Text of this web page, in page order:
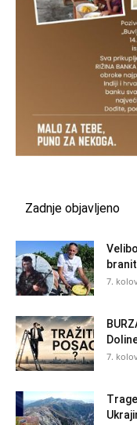
Zadnje objavljeno
7.
7.